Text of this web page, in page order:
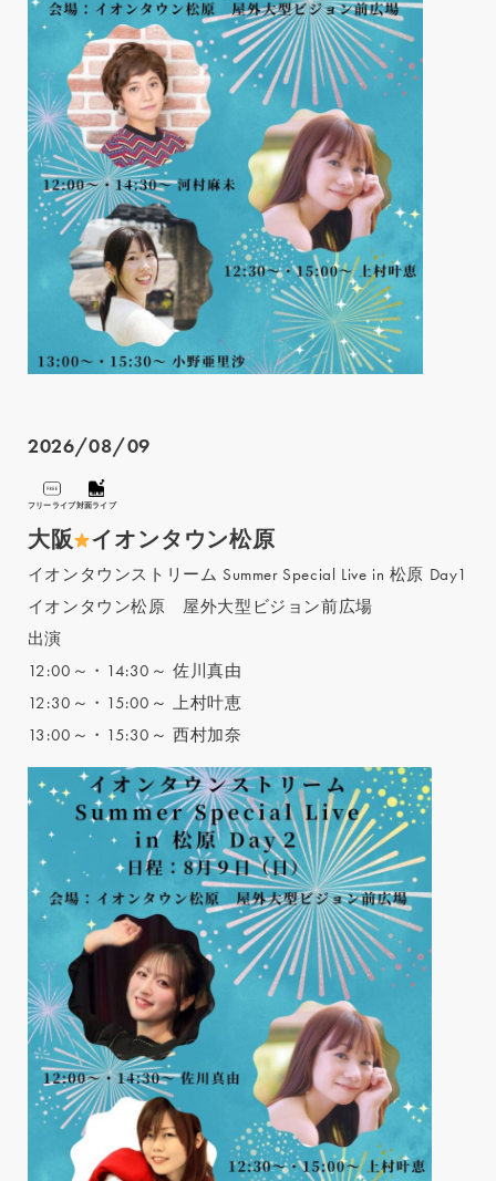
2026/08/09
フリーライブ対面ライブ
大阪 イオンタウン松原
イオンタウンストリーム Summer Special Live in 松原 Day1
イオンタウン松原 屋外大型ビジョン前広場
出演
12:00～・14:30～ 佐川真由
12:30～・15:00～ 上村叶恵
13:00～・15:30～ 西村加奈